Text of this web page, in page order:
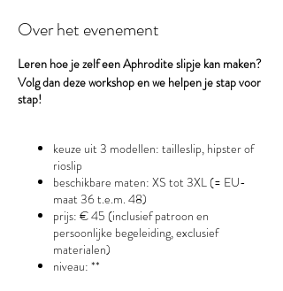
Over het evenement
Leren hoe je zelf een Aphrodite slipje kan maken?
Volg dan deze workshop en we helpen je stap voor
stap!
keuze uit 3 modellen: tailleslip, hipster of
rioslip
beschikbare maten: XS tot 3XL (= EU-
maat 36 t.e.m. 48)
prijs: € 45 (inclusief patroon en
persoonlijke begeleiding, exclusief
materialen)
niveau: **